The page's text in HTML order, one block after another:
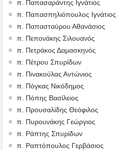
π. Παπασαράντης Ιγνάτιος
π. Παπασπηλιόπουλος Ιγνάτιος
π. Παπασταύρου Αθανάσιος
π. Πεπονάκης Σιλουανός
π. Πετράκος Δαμασκηνός
π. Πέτρου Σπυρίδων
π. Πινακούλας Αντώνιος
π. Πόγκας Νικόδημος
π. Πόπης Βασίλειος
π. Προυσαλίδης Θεόφιλος
π. Πυρουνάκης Γεώργιος
π. Ράπτης Σπυρίδων
π. Ραπτόπουλος Γερβάσιος